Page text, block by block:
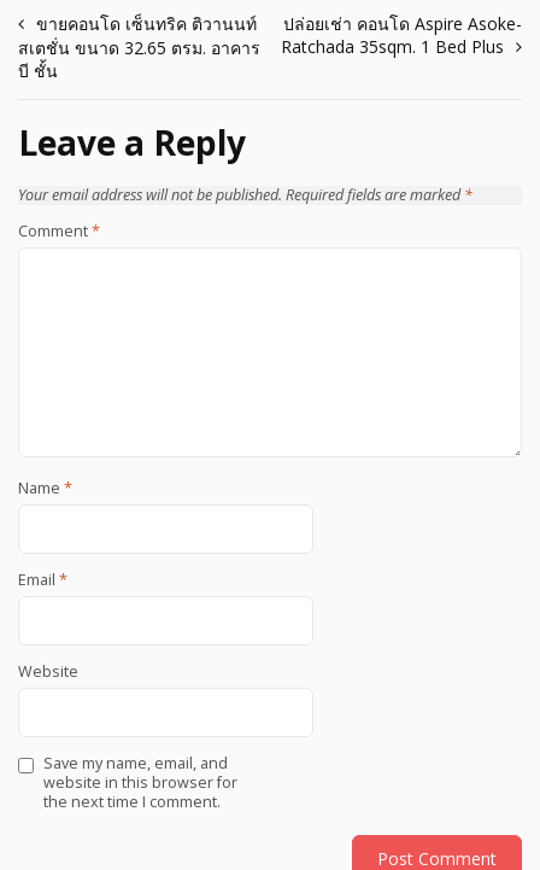
Post
navigation
ขายคอนโด เซ็นทริค ติวานนท์
สเตชั่น ขนาด 32.65 ตรม. อาคาร
บี ชั้น
ปล่อยเช่า คอนโด Aspire Asoke-
Ratchada 35sqm. 1 Bed Plus
Leave a Reply
Your email address will not be published. Required fields are marked*
Comment*
Name *
Email *
Website
Save my name, email, and
website in this browser for
the next time I comment.